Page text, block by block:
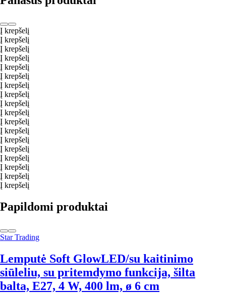
Į krepšelį
Į krepšelį
Į krepšelį
Į krepšelį
Į krepšelį
Į krepšelį
Į krepšelį
Į krepšelį
Į krepšelį
Į krepšelį
Į krepšelį
Į krepšelį
Į krepšelį
Į krepšelį
Į krepšelį
Į krepšelį
Į krepšelį
Į krepšelį
Papildomi produktai
Star Trading
Lemputė Soft GlowLED/su kaitinimo
siūleliu, su pritemdymo funkcija, šilta
balta, E27, 4 W, 400 lm, ø 6 cm